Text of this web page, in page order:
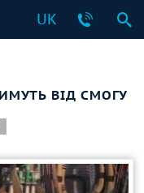
UK
ВІД СМОГУ